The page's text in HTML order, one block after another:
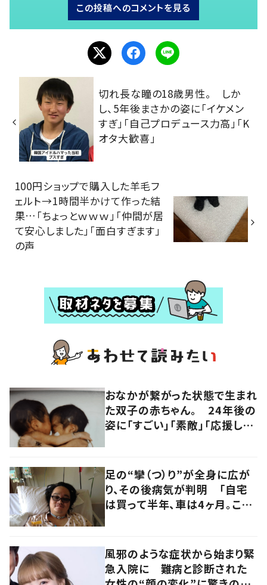
この投稿へのコメントを見る
切れ長な瞳の18歳男性。 しか
し、5年後まさかの姿に「イケメン
すぎ」「自己プロデュース力高」「K
オタ大歓喜」
100円ショップで購入した羊毛フ
ェルト→1時間半かけて作った結
果…「ちょっとｗｗｗ」「仲間が居
て安心しました」「面白すぎます」
の声
おなかが繋がった状態で生まれ
た双子の赤ちゃん。 24年後の
姿に「すごい」「素敵」「応援して
足の“攣（つ）り”が全身に広が
り、その後病気が判明 「自宅
は買って半年、車は4ヶ月。この
聞いた
風邪のような症状から始まり緊
急入院に 難病と診断された